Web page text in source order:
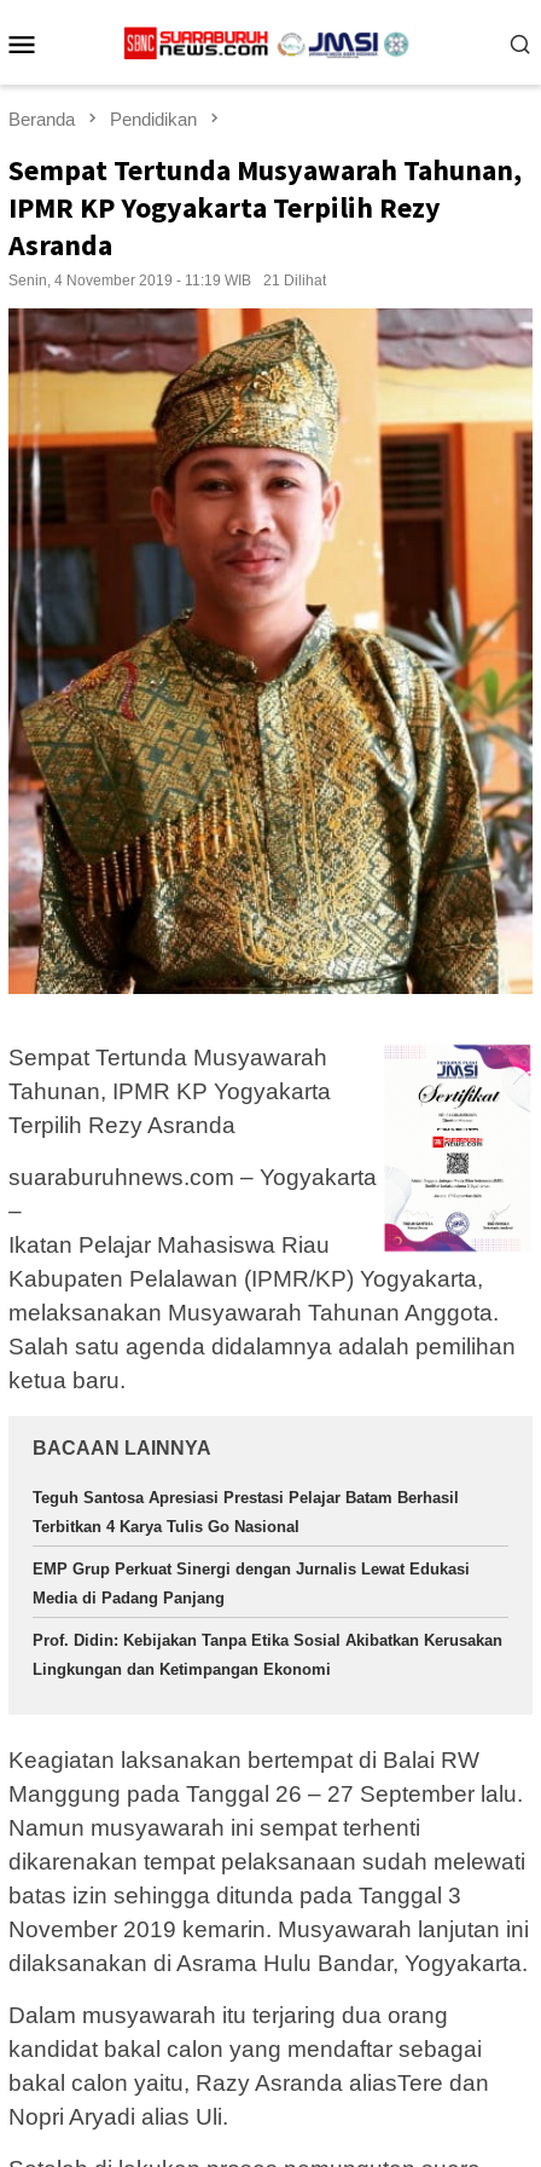
ke
Beranda Pendidikan
Sempat Tertunda Musyawarah Tahunan,
IPMR KP Yogyakarta Terpilih Rezy
Asranda
Senin, 4 November 2019 - 11:19 WIB 21 Dilihat
Sempat Tertunda Musyawarah
Tahunan, IPMR KP Yogyakarta
Terpilih Rezy Asranda
suaraburuhnews.com – Yogyakarta
–
Ikatan Pelajar Mahasiswa Riau
Kabupaten Pelalawan (IPMR/KP) Yogyakarta,
melaksanakan Musyawarah Tahunan Anggota.
Salah satu agenda didalamnya adalah pemilihan
ketua baru.
BACAAN LAINNYA
Teguh Santosa Apresiasi Prestasi Pelajar Batam Berhasil
Terbitkan 4 Karya Tulis Go Nasional
EMP Grup Perkuat Sinergi dengan Jurnalis Lewat Edukasi
Media di Padang Panjang
Prof. Didin: Kebijakan Tanpa Etika Sosial Akibatkan Kerusakan
Lingkungan dan Ketimpangan Ekonomi
Keagiatan laksanakan bertempat di Balai RW
Manggung pada Tanggal 26 – 27 September lalu.
Namun musyawarah ini sempat terhenti
dikarenakan tempat pelaksanaan sudah melewati
batas izin sehingga ditunda pada Tanggal 3
November 2019 kemarin. Musyawarah lanjutan ini
dilaksanakan di Asrama Hulu Bandar, Yogyakarta.
Dalam musyawarah itu terjaring dua orang
kandidat bakal calon yang mendaftar sebagai
bakal calon yaitu, Razy Asranda aliasTere dan
Nopri Aryadi alias Uli.